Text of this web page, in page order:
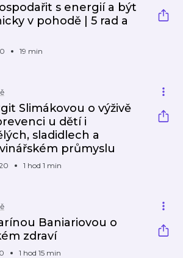
s energií a být
v pohodě | 5 rad a
19 min
Slimákovou o výživě
u dětí i
sladidlech a
průmyslu
1 hod 1 min
Baniariovou o
zdraví
1 hod 15 min